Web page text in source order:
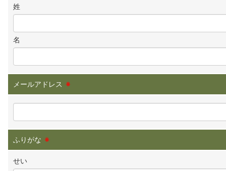
姓
名
メールアドレス ※
ふりがな ※
せい